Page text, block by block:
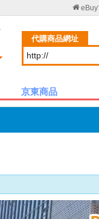
eBuy
代購商品網址
京東商品